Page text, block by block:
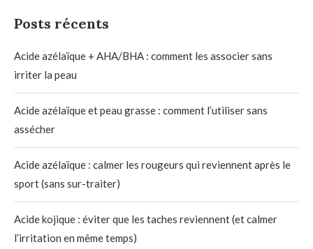
Posts récents
Acide azélaïque + AHA/BHA : comment les associer sans
irriter la peau
Acide azélaïque et peau grasse : comment l’utiliser sans
assécher
Acide azélaïque : calmer les rougeurs qui reviennent après le
sport (sans sur-traiter)
Acide kojique : éviter que les taches reviennent (et calmer
l’irritation en même temps)